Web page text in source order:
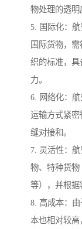
物处理的透明
5. 国际化：
国际货物，
织的标准，
力。
6. 网络化：
运输方式紧
缝对接和。
7. 灵活性：
物、特种货
等），并根据
8. 高成本：
本也相对较